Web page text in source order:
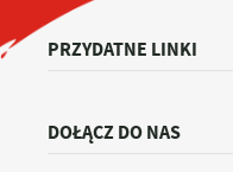
PRZYDATNE LINKI
DOŁĄCZ DO NAS